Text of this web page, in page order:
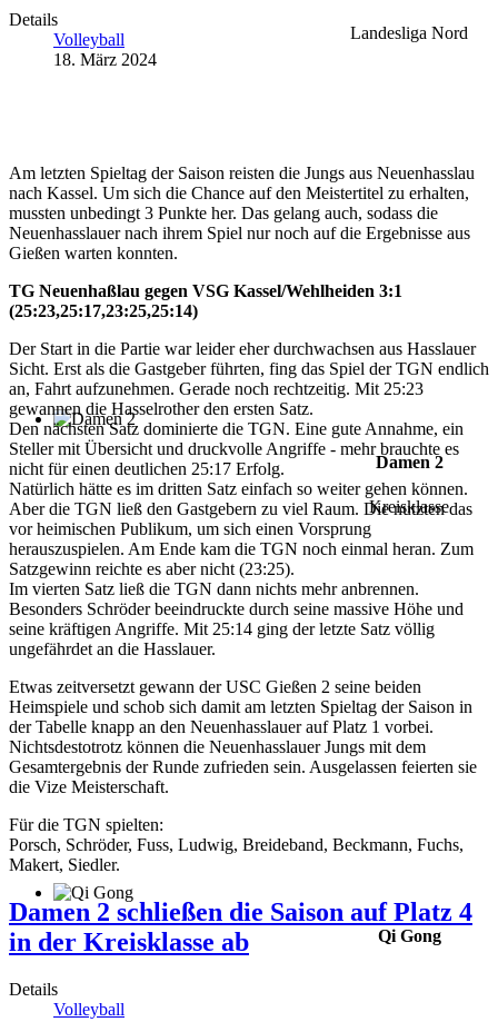
Landesliga Nord
Damen 2
Kreisklasse
Qi Gong
Details
Volleyball
18. März 2024
Am letzten Spieltag der Saison reisten die Jungs aus Neuenhasslau
nach Kassel. Um sich die Chance auf den Meistertitel zu erhalten,
mussten unbedingt 3 Punkte her. Das gelang auch, sodass die
Neuenhasslauer nach ihrem Spiel nur noch auf die Ergebnisse aus
Gießen warten konnten.
TG Neuenhaßlau gegen VSG Kassel/Wehlheiden 3:1
(25:23,25:17,23:25,25:14)
Der Start in die Partie war leider eher durchwachsen aus Hasslauer
Sicht. Erst als die Gastgeber führten, fing das Spiel der TGN endlich
an, Fahrt aufzunehmen. Gerade noch rechtzeitig. Mit 25:23
gewannen die Hasselrother den ersten Satz.
Den nächsten Satz dominierte die TGN. Eine gute Annahme, ein
Steller mit Übersicht und druckvolle Angriffe - mehr brauchte es
nicht für einen deutlichen 25:17 Erfolg.
Natürlich hätte es im dritten Satz einfach so weiter gehen können.
Aber die TGN ließ den Gastgebern zu viel Raum. Die nutzten das
vor heimischen Publikum, um sich einen Vorsprung
herauszuspielen. Am Ende kam die TGN noch einmal heran. Zum
Satzgewinn reichte es aber nicht (23:25).
Im vierten Satz ließ die TGN dann nichts mehr anbrennen.
Besonders Schröder beeindruckte durch seine massive Höhe und
seine kräftigen Angriffe. Mit 25:14 ging der letzte Satz völlig
ungefährdet an die Hasslauer.
Etwas zeitversetzt gewann der USC Gießen 2 seine beiden
Heimspiele und schob sich damit am letzten Spieltag der Saison in
der Tabelle knapp an den Neuenhasslauer auf Platz 1 vorbei.
Nichtsdestotrotz können die Neuenhasslauer Jungs mit dem
Gesamtergebnis der Runde zufrieden sein. Ausgelassen feierten sie
die Vize Meisterschaft.
Für die TGN spielten:
Porsch, Schröder, Fuss, Ludwig, Breideband, Beckmann, Fuchs,
Makert, Siedler.
Damen 2 schließen die Saison auf Platz 4
in der Kreisklasse ab
Details
Volleyball